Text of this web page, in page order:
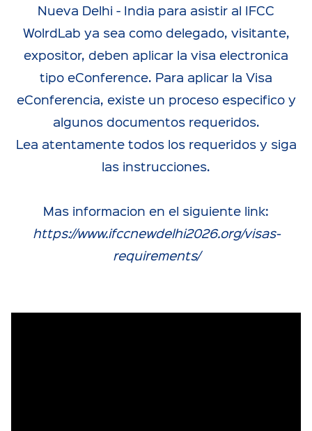
Nueva Delhi - India para asistir al IFCC
WolrdLab ya sea como delegado, visitante,
expositor, deben aplicar la visa electronica
tipo eConference. Para aplicar la Visa
eConferencia, existe un proceso especifico y
algunos documentos requeridos.
Lea atentamente todos los requeridos y siga
las instrucciones.
Mas informacion en el siguiente link:
https://www.ifccnewdelhi2026.org/visas-
requirements/